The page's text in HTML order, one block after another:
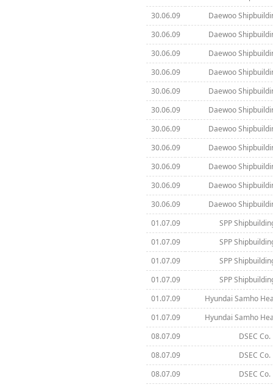
30.06.09
Daewoo
30.06.09
Daewoo
30.06.09
Daewoo
30.06.09
Daewoo
30.06.09
Daewoo
30.06.09
Daewoo
30.06.09
Daewoo
30.06.09
Daewoo
30.06.09
Daewoo
30.06.09
Daewoo
30.06.09
Daewoo
01.07.09
SPP
01.07.09
SPP
01.07.09
SPP
01.07.09
SPP
01.07.09
Hyundai Samho
01.07.09
Hyundai Samho
08.07.09
DSEC
08.07.09
DSEC
08.07.09
DSEC